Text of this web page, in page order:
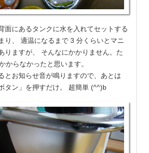
面にあるタンクに水を入れてセットする
り、 適温になるまで 3 分くらいとマニ
りますが、 そんなにかかりません。た
からなかったと思います。
とお知らせ音が鳴りますので、あとは
タン」を押すだけ。 超簡単 (^^)b